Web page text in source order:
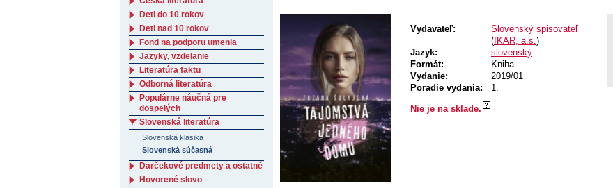
Vydavateľ:
Slovenský spisovateľ
( IKAR, a.s.)
Jazyk:
slovenský
Formát:
Kniha
Vydanie:
2019/01
Poradie vydania:
1.
Nie je na sklade.
Deti do 10 rokov
Deti nad 10 rokov
Fond na podporu umenia
Jazyky, vzdelanie
Literatúra faktu
Odborná literatúra
Populárne náučná pre
dospelých
Slovenská literatúra
Slovenská klasika
Slovenská súčasná
Darčekové predmety a ostatné
Hovorené slovo